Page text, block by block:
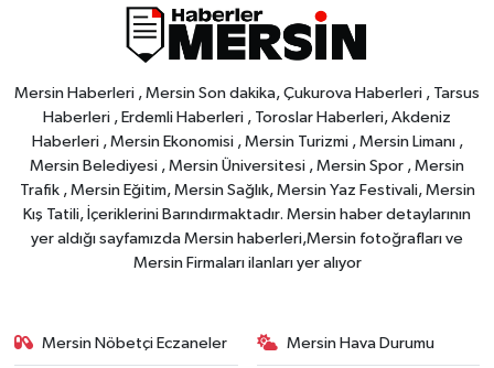
Mersin Haberleri , Mersin Son dakika, Çukurova Haberleri , Tarsus
Haberleri , Erdemli Haberleri , Toroslar Haberleri, Akdeniz
Haberleri , Mersin Ekonomisi , Mersin Turizmi , Mersin Limanı ,
Mersin Belediyesi , Mersin Üniversitesi , Mersin Spor , Mersin
Trafik , Mersin Eğitim, Mersin Sağlık, Mersin Yaz Festivali, Mersin
Kış Tatili, İçeriklerini Barındırmaktadır. Mersin haber detaylarının
yer aldığı sayfamızda Mersin haberleri,Mersin fotoğrafları ve
Mersin Firmaları ilanları yer alıyor
Mersin Nöbetçi Eczaneler Mersin Hava Durumu